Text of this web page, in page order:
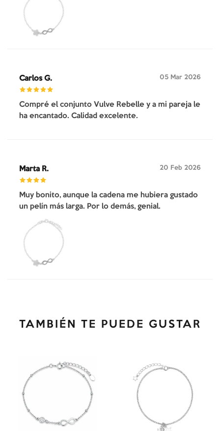
Carlos G. 05 Mar 2026
Compré el conjunto Vulve Rebelle y a mi pareja le
ha encantado. Calidad excelente.
Marta R. 20 Feb 2026
Muy bonito, aunque la cadena me hubiera gustado
un pelín más larga. Por lo demás, genial.
TAMBIÉN TE PUEDE GUSTAR